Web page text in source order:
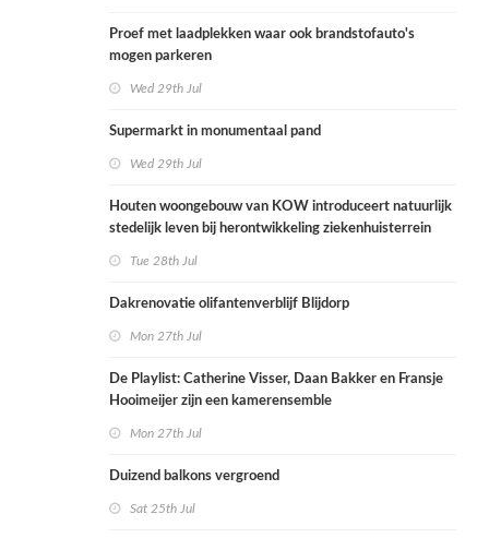
Proef met laadplekken waar ook brandstofauto's
mogen parkeren
Wed 29th Jul
Supermarkt in monumentaal pand
Wed 29th Jul
Houten woongebouw van KOW introduceert natuurlijk
stedelijk leven bij herontwikkeling ziekenhuisterrein
Tue 28th Jul
Dakrenovatie olifantenverblijf Blijdorp
Mon 27th Jul
De Playlist: Catherine Visser, Daan Bakker en Fransje
Hooimeijer zijn een kamerensemble
Mon 27th Jul
Duizend balkons vergroend
Sat 25th Jul